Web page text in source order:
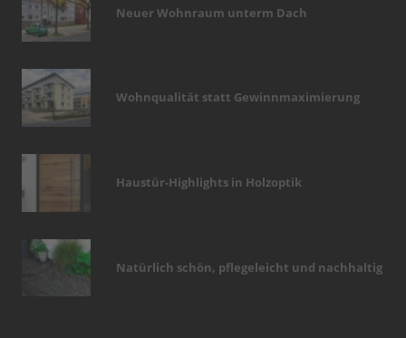
Neuer Wohnraum unterm Dach
Wohnqualität statt Gewinnmaximierung
Haustür-Highlights in Holzoptik
Natürlich schön, pflegeleicht und nachhaltig